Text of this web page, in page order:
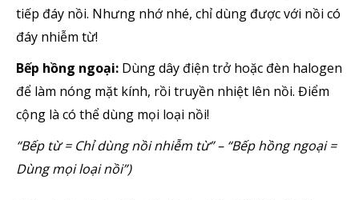
tiếp đáy nồi. Nhưng nhớ nhé, chỉ dùng được với nồi có
đáy nhiễm từ!
Bếp hồng ngoại: Dùng dây điện trở hoặc đèn halogen
để làm nóng mặt kính, rồi truyền nhiệt lên nồi. Điểm
cộng là có thể dùng mọi loại nồi!
“Bếp từ = Chỉ dùng nồi nhiễm từ” – “Bếp hồng ngoại =
Dùng mọi loại nồi”)